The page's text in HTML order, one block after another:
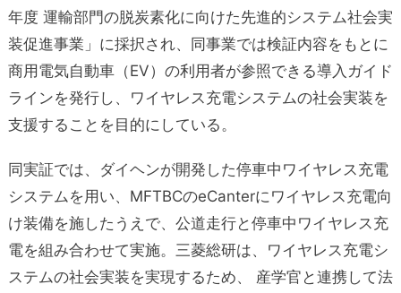
年度 運輸部門の脱炭素化に向けた先進的システム社会実
装促進事業」に採択され、同事業では検証内容をもとに
商用電気自動車（EV）の利用者が参照できる導入ガイド
ラインを発行し、ワイヤレス充電システムの社会実装を
支援することを目的にしている。
同実証では、ダイヘンが開発した停車中ワイヤレス充電
システムを用い、MFTBCのeCanterにワイヤレス充電向
け装備を施したうえで、公道走行と停車中ワイヤレス充
電を組み合わせて実施。三菱総研は、ワイヤレス充電シ
ステムの社会実装を実現するため、 産学官と連携して法